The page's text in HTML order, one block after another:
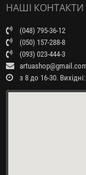
НАШІ КОНТАКТИ
(048) 795-36-12
(050) 157-288-8
(093) 023-444-3
з 8 до 16-30.